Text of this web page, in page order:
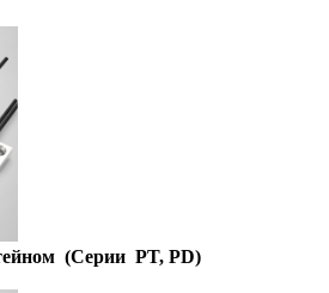
(Серии PT, PD)